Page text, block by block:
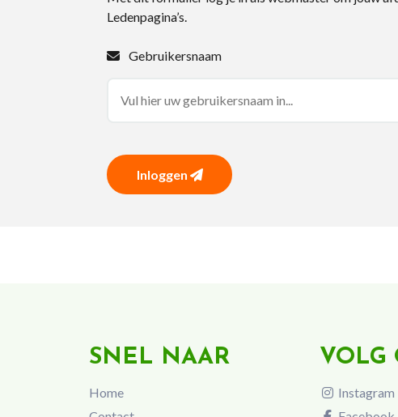
Ledenpagina’s.
Gebruikersnaam
Inloggen
SNEL NAAR
Home
VOLG
Instagram